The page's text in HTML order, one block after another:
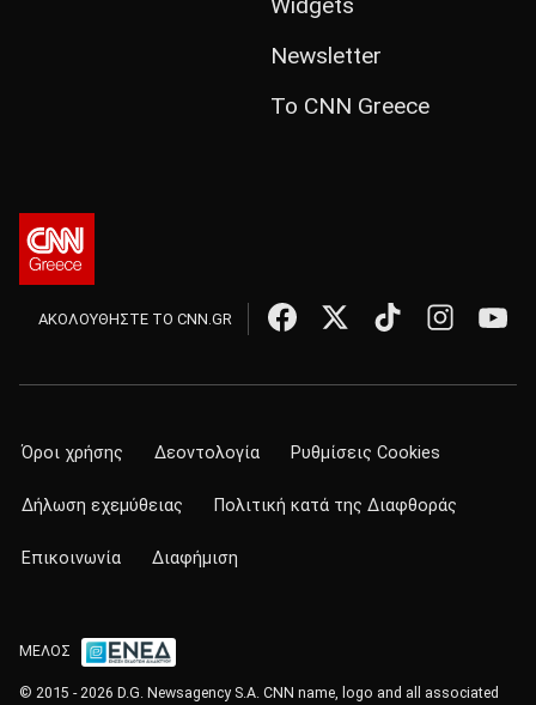
Newsletter
Το CNN Greece
ΑΚΟΛΟΥΘΗΣΤΕ ΤΟ CNN.GR
Όροι χρήσης Δεοντολογία Ρυθμίσεις Cookies
Δήλωση εχεμύθειας Πολιτική κατά της Διαφθοράς
Επικοινωνία Διαφήμιση
ΜΕΛΟΣ
© 2015 - 2026 D.G. Newsagency S.A. CNN name, logo and all associated